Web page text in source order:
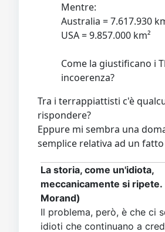
Mentre:
Australia = 7.617.930
USA = 9.857.000 km²
Come la giustificano i
incoerenza?
Tra i terrappiattisti c'è
rispondere?
Eppure mi sembra una
semplice relativa ad un
La storia, come un'idiota,
meccanicamente si ripete.
Morand)
Il problema, però, è che ci
idioti che continuano a